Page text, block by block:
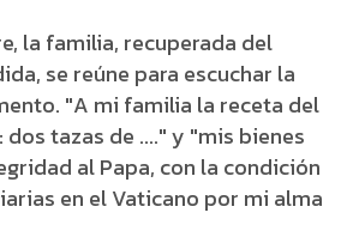
la familia, recuperada del
se reúne para escuchar la
"A mi familia la receta del
tazas de ...." y "mis bienes
al Papa, con la condición
en el Vaticano por mi alma